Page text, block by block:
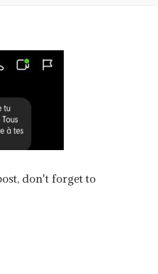
don't forget to